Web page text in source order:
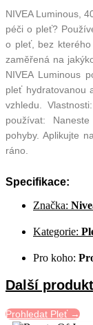
NIVEA Luminous,
péči o pleť?
o pleť, bez
zaměřená na
NIVEA Luminous
pleť hydratovanou
vzhledu.
používat:
pohyby. Aplikujte
ráno.
Specifikace:
Značka:
Kategorie:
Pro koho:
Další
Prohledat Pleť →